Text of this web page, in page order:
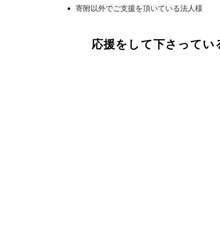
寄附以外でご支援を頂いている法人様
応援をして下さってい